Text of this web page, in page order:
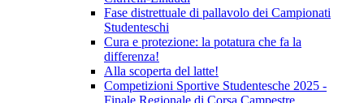
Fase distrettuale di pallavolo dei Campionati
Studenteschi
Cura e protezione: la potatura che fa la
differenza!
Alla scoperta del latte!
Competizioni Sportive Studentesche 2025 -